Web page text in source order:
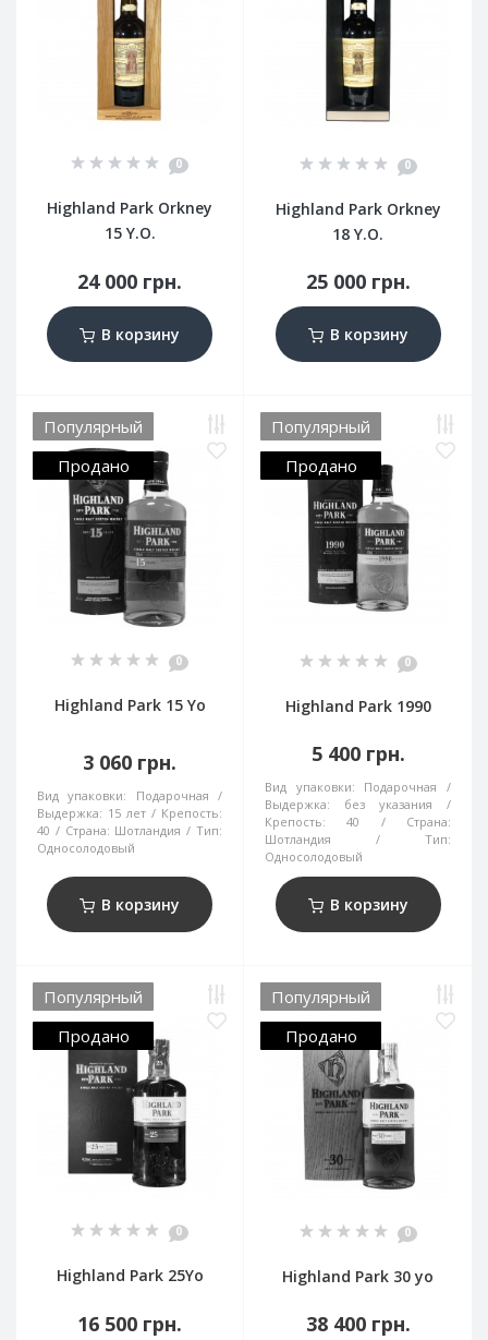
0
Highland Park Orkney
15 Y.O.
24 000 грн.
В корзину
0
Highland Park Orkney
18 Y.O.
25 000 грн.
В корзину
Популярный
Продано
0
Highland Park 15 Yo
3 060 грн.
Вид упаковки:
Подарочная
Выдержка: 15 лет
Крепость:
40
Страна: Шотландия
Тип:
Односолодовый
В корзину
Популярный
Продано
0
Highland Park 1990
5 400 грн.
Вид упаковки:
Подарочная
Выдержка:
без указания
Крепость:
40
Страна:
Шотландия
Тип:
Односолодовый
В корзину
Популярный
Продано
0
Highland Park 25Yo
16 500 грн.
Популярный
Продано
0
Highland Park 30 yo
38 400 грн.